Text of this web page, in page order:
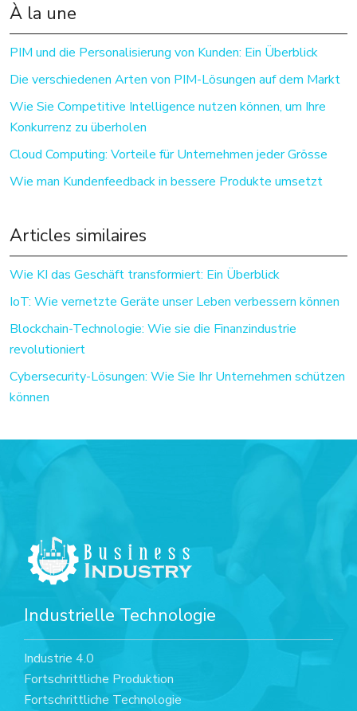
À la une
PIM und die Personalisierung von Kunden: Ein Überblick
Die verschiedenen Arten von PIM-Lösungen auf dem Markt
Wie Sie Competitive Intelligence nutzen können, um Ihre
Konkurrenz zu überholen
Cloud Computing: Vorteile für Unternehmen jeder Grösse
Wie man Kundenfeedback in bessere Produkte umsetzt
Articles similaires
Wie KI das Geschäft transformiert: Ein Überblick
IoT: Wie vernetzte Geräte unser Leben verbessern können
Blockchain-Technologie: Wie sie die Finanzindustrie
revolutioniert
Cybersecurity-Lösungen: Wie Sie Ihr Unternehmen schützen
können
Industrielle Technologie
Industrie 4.0
Fortschrittliche Produktion
Fortschrittliche Technologie